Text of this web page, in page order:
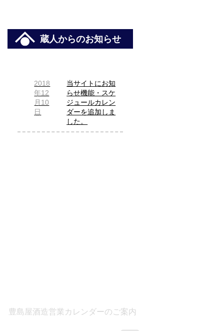
蔵人からのお知らせ
2018
年12
月10
日
当サイトにお知
らせ機能・スケ
ジュールカレン
ダーを追加しま
した。
豊島屋酒造営業カレンダーのご案内